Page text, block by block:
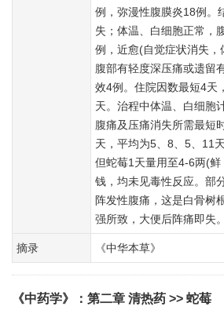
例，弥漫性腹膜炎18例。
失；体温、白细胞正常，
例，近愈(自觉症状消失
腹部有轻度深压痛或遗留
效4例。住院因数最短4天
天。治程中体温、白细胞
腹痛及压痛消失所需最短
天，平均为5、8、5、11
但蛇莓1天量用至4-6两(
钱，均未见毒性反应。部
阵发性腹痛，这是白骨树
强所致，大便后阵痛即失。
摘录 《中华本草》
《中药学》 ： 第二章 清热药 >> 蛇莓